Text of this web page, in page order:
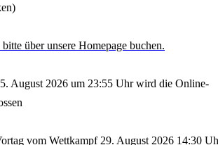
bitte über unsere Homepage buchen.
2026 um 23:55 Uhr wird die Online-
Wettkampf 29. August 2026 14:30